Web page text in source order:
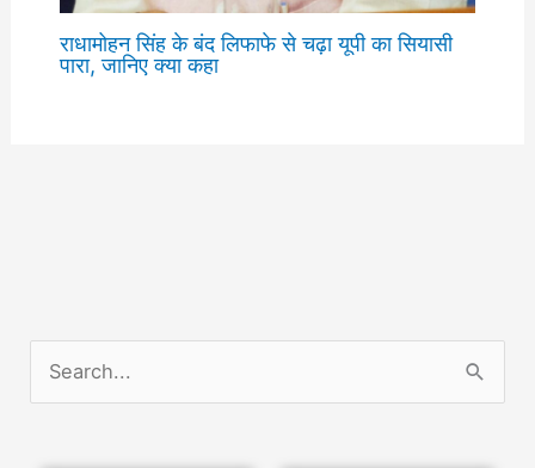
राधामोहन सिंह के बंद लिफाफे से चढ़ा यूपी का सियासी
पारा, जानिए क्या कहा